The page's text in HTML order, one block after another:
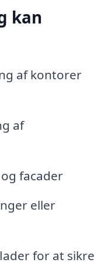
kan
af kontorer
af
facader
eller
for at sikre